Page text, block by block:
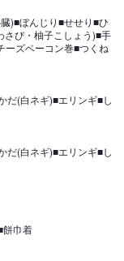
)■ぼんじり■せせり■ひ
さび・柚子こしょう)■手
ーズベーコン巻■つくね
だ(白ネギ)■エリンギ■し
だ(白ネギ)■エリンギ■し
餅巾着